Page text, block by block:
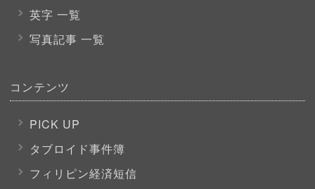
英字 一覧
写真記事 一覧
コンテンツ
PICK UP
タブロイド事件簿
フィリピン経済短信